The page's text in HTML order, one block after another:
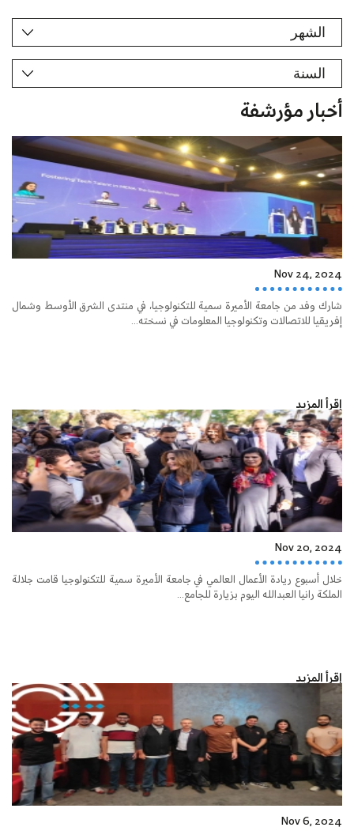
أخبار مؤرشفة
Nov 24, 2024
شارك وفد من جامعة الأميرة سمية للتكنولوجيا، في منتدى الشرق الأوسط وشمال
إفريقيا للاتصالات وتكنولوجيا المعلومات في نسخته...
إقرأ المزيد
Nov 20, 2024
خلال أسبوع ريادة الأعمال العالمي في جامعة الأميرة سمية للتكنولوجيا قامت جلالة
الملكة رانيا العبدالله اليوم بزيارة للجامع...
إقرأ المزيد
Nov 6, 2024